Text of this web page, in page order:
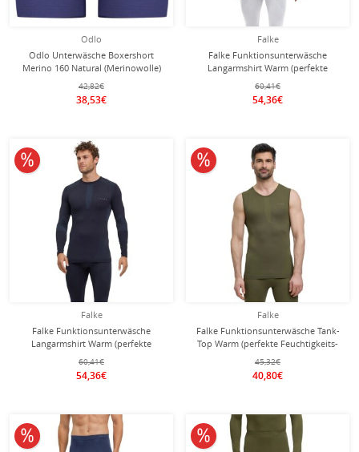
Odlo
Odlo Unterwäsche Boxershort
Merino 160 Natural (Merinowolle)
violett Herren - 1 Stück
42,82€
38,53€
Falke
Falke Funktionsunterwäsche
Langarmshirt Warm (perfekte
Feuchtigkeits-und
Temperaturregulierung) weiss
Herren
60,41€
54,36€
Falke
Falke Funktionsunterwäsche
Langarmshirt Warm (perfekte
Feuchtigkeits-und
Temperaturregulierung) navyblau
Herren
60,41€
54,36€
10% reduziert
Falke
Falke Funktionsunterwäsche Tank-
Top Warm (perfekte Feuchtigkeits-
und Temperaturregulierung)
olivegrün Herren
45,32€
40,80€
10% reduziert
10% reduziert 10% reduziert